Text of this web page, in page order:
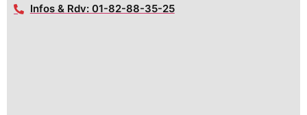
Infos & Rdv: 01-82-88-35-25